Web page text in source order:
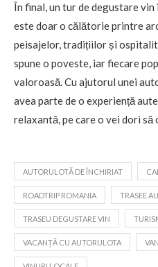
În final, un tur de degustare
este doar o călătorie printre
peisajelor, tradițiilor și
spune o poveste, iar fiecare
valoroasă. Cu ajutorul unei
avea parte de o experiență
relaxantă, pe care o vei dori să
AUTORULOTĂ DE ÎNCHIRIAT
ROADTRIP ROMANIA TRASEE
TRASEU DEGUSTARE VIN
VACANȚĂ CU AUTORULOTA